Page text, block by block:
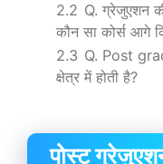
2.2 Q. ग्रेजुएशन
कौन सा कोर्स आगे
2.3 Q. Post
क्षेत्र में होती है?
पोस्ट